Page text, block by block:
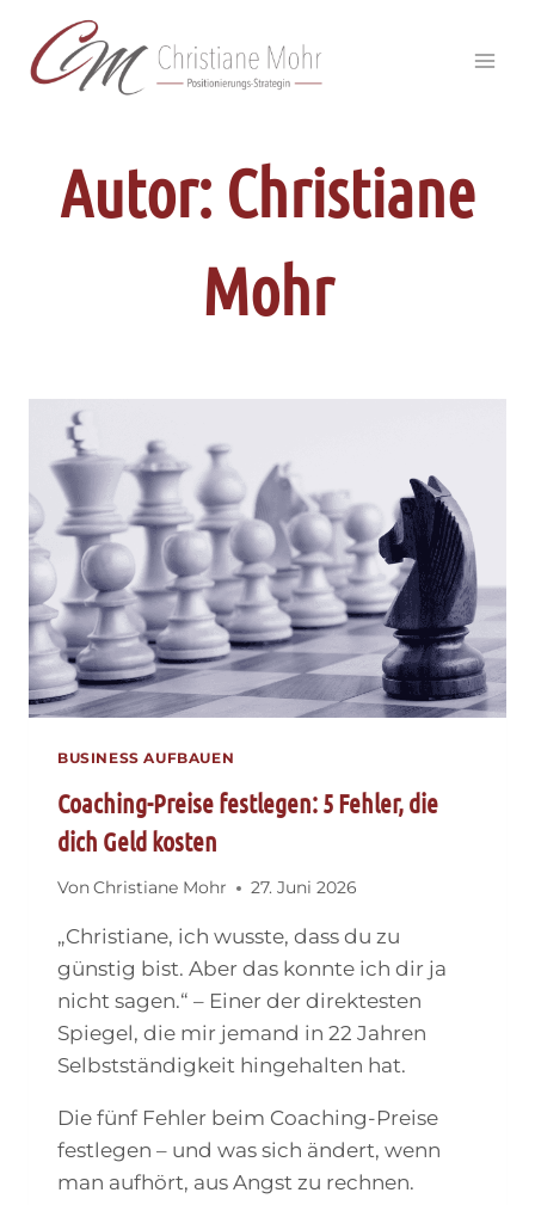
Inhalt
springen
Autor: Christiane
Mohr
BUSINESS AUFBAUEN
Coaching-Preise festlegen: 5 Fehler, die
dich Geld kosten
VonChristiane Mohr 27. Juni 2026
„Christiane, ich wusste, dass du zu
günstig bist. Aber das konnte ich dir ja
nicht sagen.“ – Einer der direktesten
Spiegel, die mir jemand in 22 Jahren
Selbstständigkeit hingehalten hat.
Die fünf Fehler beim Coaching-Preise
festlegen – und was sich ändert, wenn
man aufhört, aus Angst zu rechnen.